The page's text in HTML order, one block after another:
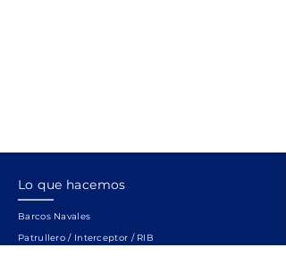
Lo que hacemos
Barcos Navales
Patrullero / Interceptor / RIB